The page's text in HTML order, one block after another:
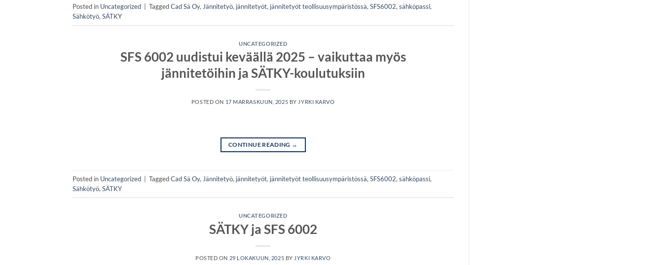
Posted in Uncategorized TaggedCad Sä Oy, Jännitetyö, jännitetyöt, jännitetyöt teollisuusympäristössä, SFS6002, sähköpassi,
Sähkötyö, SÄTKY
UNCATEGORIZED
SFS 6002 uudistui keväällä 2025 – vaikuttaa myös
jännitetöihin ja SÄTKY-koulutuksiin
POSTED ON 17 MARRASKUUN, 2025 BY JYRKI KARVO
CONTINUE READING →
Posted in Uncategorized TaggedCad Sä Oy, Jännitetyö, jännitetyöt, jännitetyöt teollisuusympäristössä, SFS6002, sähköpassi,
Sähkötyö, SÄTKY
UNCATEGORIZED
SÄTKY ja SFS 6002
POSTED ON 29 LOKAKUUN, 2025 BY JYRKI KARVO